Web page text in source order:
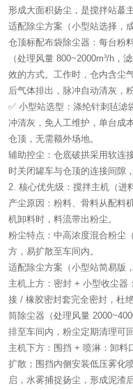
形成大面积扬尘，是搅拌站蕞
适配除尘方案（小型站选择，
仓顶标配布袋除尘器：每台粉
（处理风量 800~2000m³/h，
效的方式。工作时，仓内含尘
后气体排出，脉冲自动清灰，
✅ 小型站选型：涤纶针刺毡
冲清灰，免人工维护，单台成
仓顶，无需额外场地。
辅助控尘：仓底破拱采用软连
时关闭罐车与仓顶的连接间隙
2. 核心优先级：搅拌主机（进
产尘原因：粉料、骨料从配料
机卸料时，料流带出粉尘。
粉尘特点：中高浓度混合粉尘
方，易扩散至车间内。
适配除尘方案（小型站简易版
主机上方：密封 + 小型收尘器
接 / 橡胶密封套完全密封，杜
筒除尘器（处理风量
排至车间内，粉尘定期清理可
主机下方：围挡 + 喷淋：卸料
扩散；围挡内侧安装低压雾化
启，水雾捕捉扬尘，形成泥渣